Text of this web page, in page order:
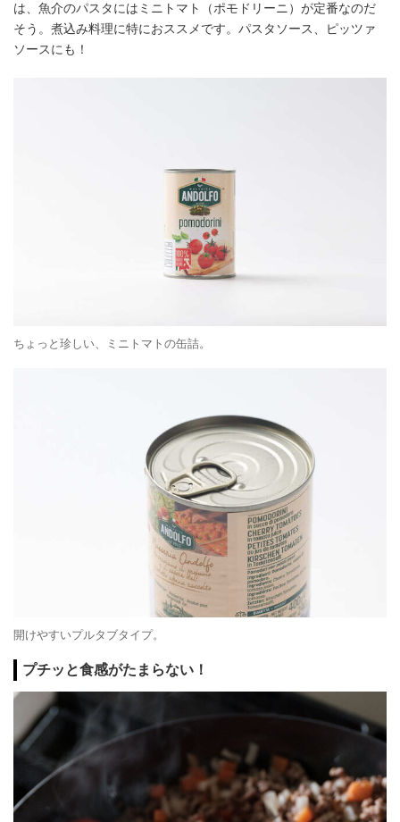
は、魚介のパスタにはミニトマト（ポモドリーニ）が定番なのだ
そう。煮込み料理に特におススメです。パスタソース、ピッツァ
ソースにも！
ちょっと珍しい、ミニトマトの缶詰。
開けやすいプルタブタイプ。
プチッと食感がたまらない！